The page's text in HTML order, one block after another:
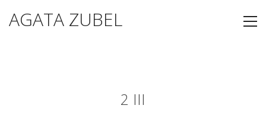
AGATA ZUBEL
2 III